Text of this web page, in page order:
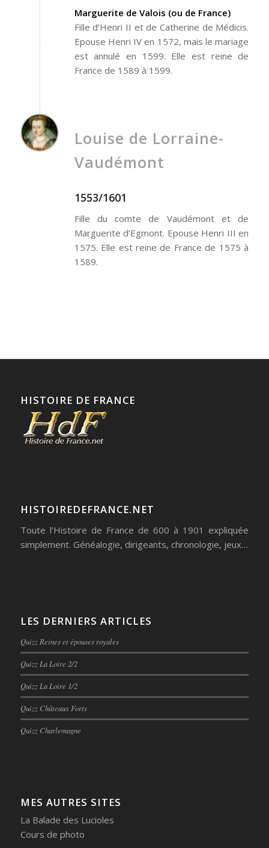
Marguerite de Valois (ou de France)
Fille d’Henri II et de Catherine de Médicis.
Epouse Henri IV en 1572, mais le mariage
est annulé en 1599. Elle est reine de
France de 1589 à 1599.
Louise de Lorraine-
Vaudémont
1553/1601
Fille du comte de Vaudémont et de
Marguerite d’Egmont. Epouse Henri III en
1575. Elle est reine de France de 1575 à
1589.
HISTOIRE DE FRANCE
HISTOIREDEFRANCE.NET
Toute l’Histoire de France de 600 à 1901 expliquée
simplement. Généalogie, dirigeants, chronologie, jeux…
LES DERNIERS ARTICLES
Quizz Reines et épouses royales
Quizz La Loire 2/2
Quizz La Loire 1/2
Quizz Châteaux Forts
Quizz Charlemagne
MES AUTRES SITES
La Balade des Lucioles
Cours de photo